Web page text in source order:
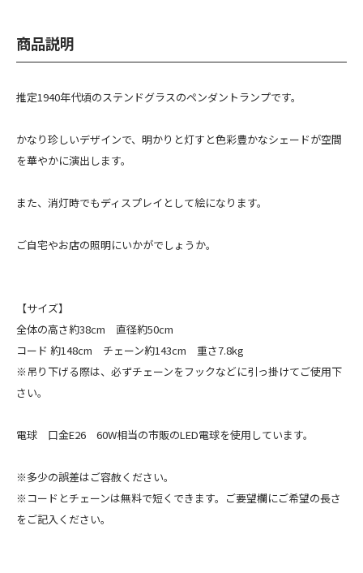
商品説明
推定1940年代頃のステンドグラスのペンダントランプです。
かなり珍しいデザインで、明かりと灯すと色彩豊かなシェードが空間
を華やかに演出します。
また、消灯時でもディスプレイとして絵になります。
ご自宅やお店の照明にいかがでしょうか。
【サイズ】
全体の高さ約38cm 直径約50cm
コード 約148cm チェーン約143cm 重さ7.8kg
※吊り下げる際は、必ずチェーンをフックなどに引っ掛けてご使用下
さい。
電球 口金E26 60W相当の市販のLED電球を使用しています。
※多少の誤差はご容赦ください。
※コードとチェーンは無料で短くできます。ご要望欄にご希望の長さ
をご記入ください。